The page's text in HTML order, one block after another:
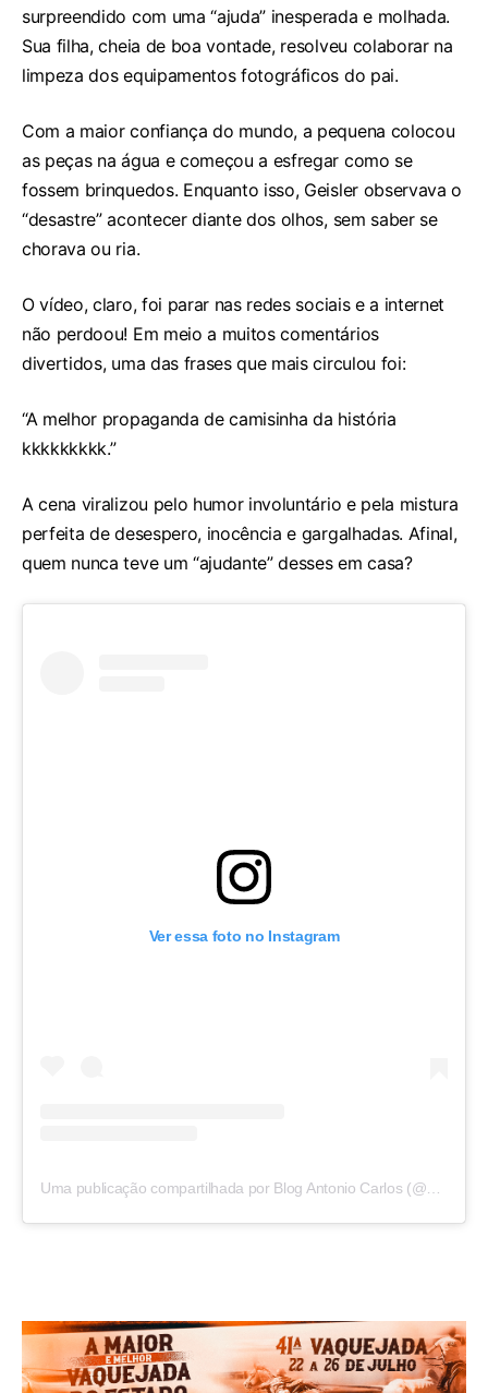
surpreendido com uma “ajuda” inesperada e molhada.
Sua filha, cheia de boa vontade, resolveu colaborar na
limpeza dos equipamentos fotográficos do pai.
Com a maior confiança do mundo, a pequena colocou
as peças na água e começou a esfregar como se
fossem brinquedos. Enquanto isso, Geisler observava o
“desastre” acontecer diante dos olhos, sem saber se
chorava ou ria.
O vídeo, claro, foi parar nas redes sociais e a internet
não perdoou! Em meio a muitos comentários
divertidos, uma das frases que mais circulou foi:
“A melhor propaganda de camisinha da história
kkkkkkkkk.”
A cena viralizou pelo humor involuntário e pela mistura
perfeita de desespero, inocência e gargalhadas. Afinal,
quem nunca teve um “ajudante” desses em casa?
Ver essa foto no Instagram
Uma publicação compartilhada por Blog Antonio Carlos (@blogantoniocarlos)